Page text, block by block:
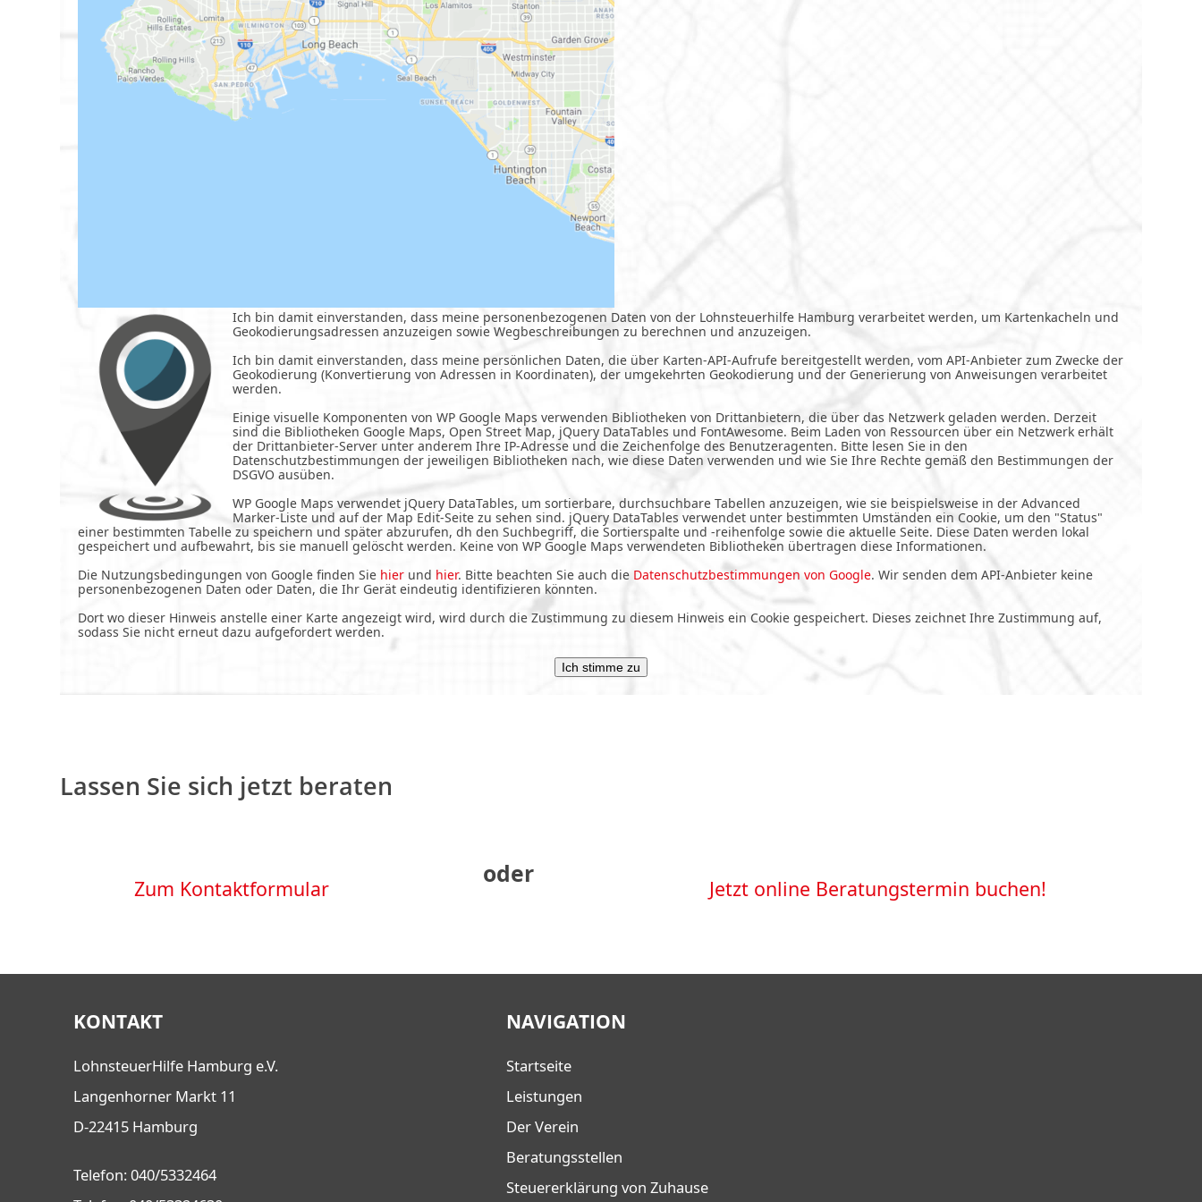
Ich bin damit einverstanden, dass meine personenbezogenen Daten von der Lohnsteuerhilfe Hamburg verarbeitet werden, um Kartenkacheln und
Geokodierungsadressen anzuzeigen sowie Wegbeschreibungen zu berechnen und anzuzeigen.
Ich bin damit einverstanden, dass meine persönlichen Daten, die über Karten-API-Aufrufe bereitgestellt werden, vom API-Anbieter zum Zwecke der
Geokodierung (Konvertierung von Adressen in Koordinaten), der umgekehrten Geokodierung und der Generierung von Anweisungen verarbeitet
werden.
Einige visuelle Komponenten von WP Google Maps verwenden Bibliotheken von Drittanbietern, die über das Netzwerk geladen werden. Derzeit
sind die Bibliotheken Google Maps, Open Street Map, jQuery DataTables und FontAwesome. Beim Laden von Ressourcen über ein Netzwerk erhält
der Drittanbieter-Server unter anderem Ihre IP-Adresse und die Zeichenfolge des Benutzeragenten. Bitte lesen Sie in den
Datenschutzbestimmungen der jeweiligen Bibliotheken nach, wie diese Daten verwenden und wie Sie Ihre Rechte gemäß den Bestimmungen der
DSGVO ausüben.
WP Google Maps verwendet jQuery DataTables, um sortierbare, durchsuchbare Tabellen anzuzeigen, wie sie beispielsweise in der Advanced
Marker-Liste und auf der Map Edit-Seite zu sehen sind. jQuery DataTables verwendet unter bestimmten Umständen ein Cookie, um den "Status"
einer bestimmten Tabelle zu speichern und später abzurufen, dh den Suchbegriff, die Sortierspalte und -reihenfolge sowie die aktuelle Seite. Diese Daten werden lokal
gespeichert und aufbewahrt, bis sie manuell gelöscht werden. Keine von WP Google Maps verwendeten Bibliotheken übertragen diese Informationen.
Die Nutzungsbedingungen von Google finden Sie hier und hier. Bitte beachten Sie auch die Datenschutzbestimmungen von Google. Wir senden dem API-Anbieter keine
personenbezogenen Daten oder Daten, die Ihr Gerät eindeutig identifizieren könnten.
Dort wo dieser Hinweis anstelle einer Karte angezeigt wird, wird durch die Zustimmung zu diesem Hinweis ein Cookie gespeichert. Dieses zeichnet Ihre Zustimmung auf,
sodass Sie nicht erneut dazu aufgefordert werden.
Ich stimme zu
Lassen Sie sich jetzt beraten
Zum Kontaktformular
oder
Jetzt online Beratungstermin buchen!
KONTAKT
LohnsteuerHilfe Hamburg e.V.
Langenhorner Markt 11
D-22415 Hamburg
Telefon: 040/5332464
NAVIGATION
Startseite
Leistungen
Der Verein
Beratungsstellen
Steuererklärung von Zuhause